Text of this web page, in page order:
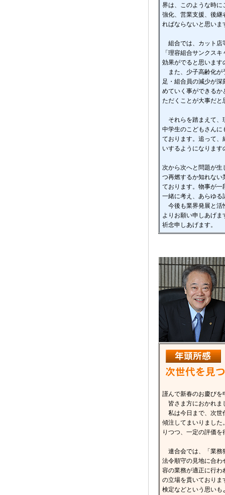
界は、このような時に
強化、営業支援、後継
ればならないと思いま
組合では、カット店
「理容組合サンクス
効果がでると思います
また、少子高齢化が
足・組合員の減少が
めていく事ができるか
ただくことが大事だと
それらを踏まえて、
中学生のこどもさんに
ております。追って、
いするようになりま
次から次へと問題が
つ再燃するか知れない
ております。物事が一
一緒に考え、あらゆる
今後も業界発展と活
よりお願い申しあげ
祈念申しあげます。
謹んで新春のお慶びを
皆さま方におかれま
私は今日まで、次世
傾注してまいりました
りつつ、一定の評価
連合会では、「業務
法令順守の見地に合わ
容の業務が適正に行わ
の立場を貫いておりま
検定などという思いも